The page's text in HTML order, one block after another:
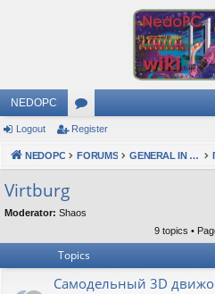
NEDOPC
or
u
s
Logout Register
NEDOPC FORUMS GENERAL IN RUSSIAN
Virtburg
Moderator: Shaos
9 topics •
Topics
Самодельный 3D